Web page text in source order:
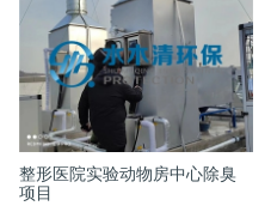
整形医院实验动物房中心除臭
项目